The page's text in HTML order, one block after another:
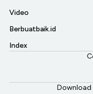
Video
Berbuatbaik.id
Index
Download